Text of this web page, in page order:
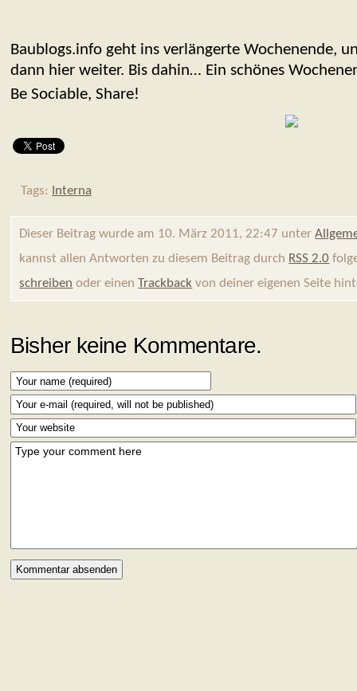
Baublogs.info geht ins verlängerte Wochenende,
dann hier weiter. Bis dahin… Ein schönes
Be Sociable, Share!
Tags: Interna
Dieser Beitrag wurde am 10. März 2011, 22:47 unter
kannst allen Antworten zu diesem Beitrag durch RSS 2.0
schreiben oder einenTrackback von deiner eigenen Seite
Bisher keine Kommentare.